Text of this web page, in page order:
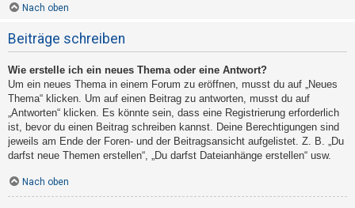
Nach oben
Beiträge schreiben
Wie erstelle ich ein neues Thema oder eine Antwort?
Um ein neues Thema in einem Forum zu eröffnen, musst du auf „Neues
Thema“ klicken. Um auf einen Beitrag zu antworten, musst du auf
„Antworten“ klicken. Es könnte sein, dass eine Registrierung erforderlich
ist, bevor du einen Beitrag schreiben kannst. Deine Berechtigungen sind
jeweils am Ende der Foren- und der Beitragsansicht aufgelistet. Z. B. „Du
darfst neue Themen erstellen“, „Du darfst Dateianhänge erstellen“ usw.
Nach oben